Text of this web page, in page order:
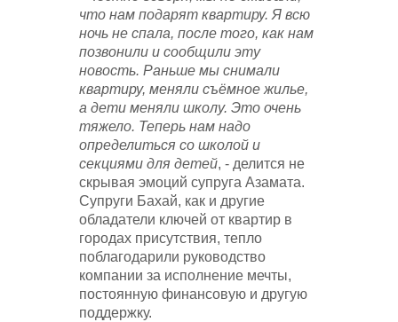
что нам подарят квартиру. Я всю
ночь не спала, после того, как нам
позвонили и сообщили эту
новость. Раньше мы снимали
квартиру, меняли съёмное жилье,
а дети меняли школу. Это очень
тяжело. Теперь нам надо
определиться со школой и
секциями для детей, - делится не
скрывая эмоций супруга Азамата.
Супруги Бахай, как и другие
обладатели ключей от квартир в
городах присутствия, тепло
поблагодарили руководство
компании за исполнение мечты,
постоянную финансовую и другую
поддержку.